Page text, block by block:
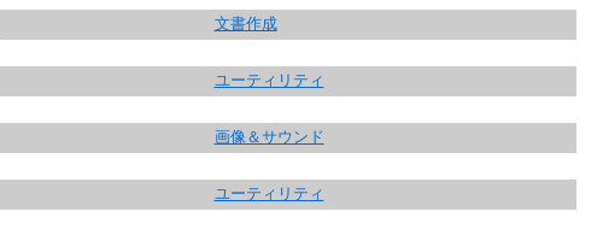
文書作成
ユーティリティ
画像＆サウンド
ユーティリティ